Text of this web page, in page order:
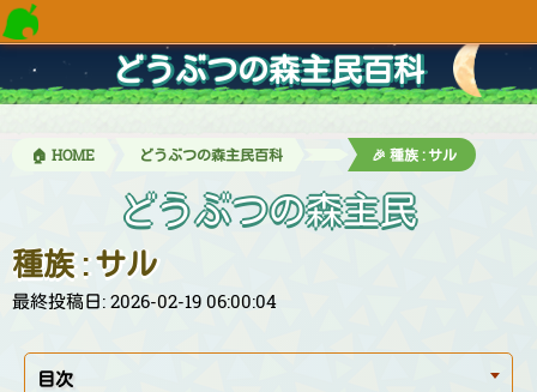
どうぶつの森主民百科
🏠 HOME どうぶつの森主民百科 🎉 種族 : サル
どうぶつの森主民
種族 : サル
最終投稿日: 2026-02-19 06:00:04
目次